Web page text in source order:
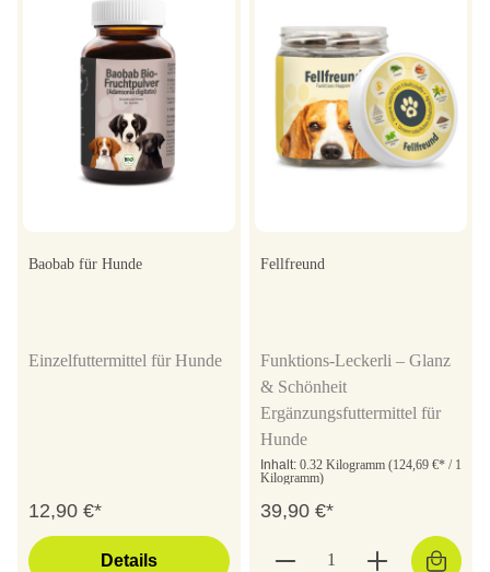
Baobab für Hunde
Einzelfuttermittel für Hunde
12,90 €*
Details
Fellfreund
Funktions-Leckerli – Glanz
& Schönheit
Ergänzungsfuttermittel für
Hunde
Inhalt: 0.32 Kilogramm (124,69 €* / 1
Kilogramm)
39,90 €*